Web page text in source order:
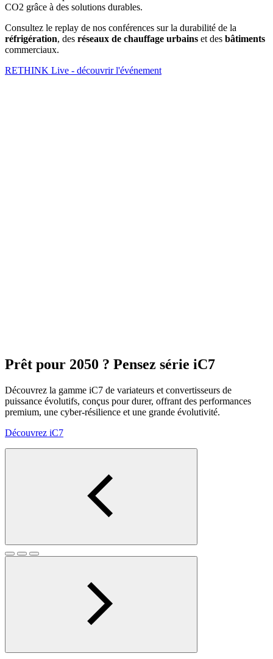
CO2 grâce à des solutions durables.
Consultez le replay de nos conférences sur la durabilité de la
réfrigération, des réseaux de chauffage urbains et des bâtiments
commerciaux.
RETHINK Live - découvrir l'événement
Prêt pour 2050 ? Pensez série iC7
Découvrez la gamme iC7 de variateurs et convertisseurs de
puissance évolutifs, conçus pour durer, offrant des performances
premium, une cyber‑résilience et une grande évolutivité.
Découvrez iC7